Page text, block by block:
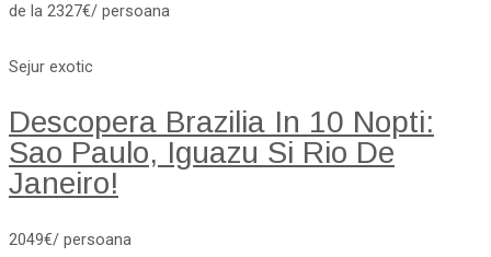
de la 2327€/ persoana
Sejur exotic
Descopera Brazilia In 10 Nopti:
Sao Paulo, Iguazu Si Rio De
Janeiro!
2049€/ persoana